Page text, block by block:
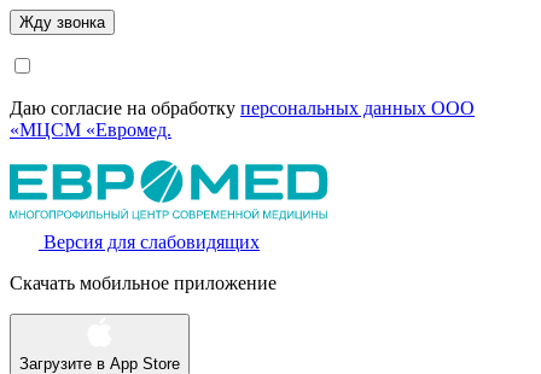
Даю согласие на обработку персональных данных ООО
«МЦСМ «Евромед.
Версия для слабовидящих
Скачать мобильное приложение
Загрузите в App Store